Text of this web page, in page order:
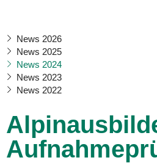
News 2026
News 2025
News 2024
News 2023
News 2022